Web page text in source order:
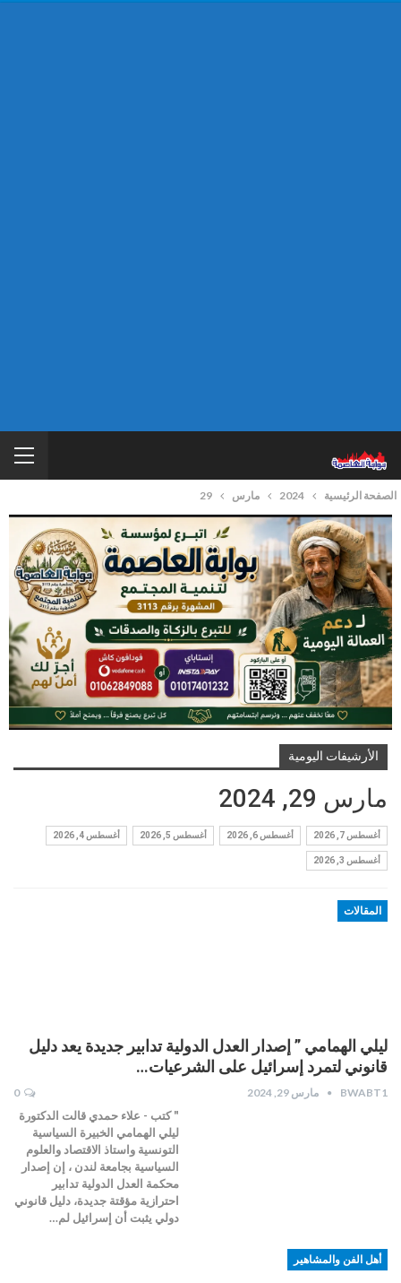
الصفحة الرئيسية 2024 مارس 29
الأرشيفات اليومية
مارس 29, 2024
أغسطس 7, 2026 أغسطس 6, 2026 أغسطس 5, 2026 أغسطس 4, 2026
أغسطس 3, 2026
المقالات
ليلي الهمامي ” إصدار العدل الدولية تدابير جديدة يعد دليل
قانوني لتمرد إسرائيل على الشرعيات…
BWABT1 مارس 29, 2024 0
" كتب - علاء حمدي قالت الدكتورة
ليلي الهمامي الخبيرة السياسية
التونسية واستاذ الاقتصاد والعلوم
السياسية بجامعة لندن ، إن إصدار
محكمة العدل الدولية تدابير
احترازية مؤقتة جديدة، دليل قانوني
دولي يثبت أن إسرائيل لم…
أهل الفن والمشاهير